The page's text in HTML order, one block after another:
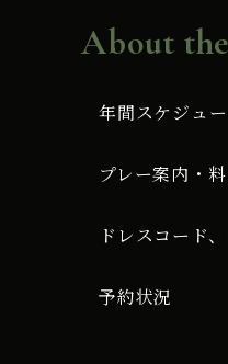
About
年間スケジュ
プレー案内・
ドレスコード
予約状況